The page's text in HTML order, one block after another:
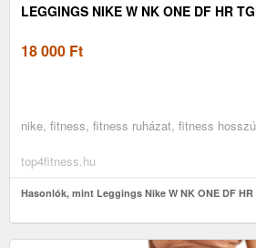
LEGGINGS NIKE W NK ONE DF HR
18 000 Ft
nike, fitness, fitness ruházat, fitness
top4fitness.hu
Hasonlók, mint Leggings Nike W NK ONE DF HR